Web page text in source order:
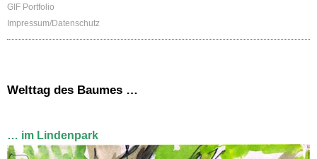
GIF Portfolio
Impressum/Datenschutz
Welttag des Baumes …
… im Lindenpark